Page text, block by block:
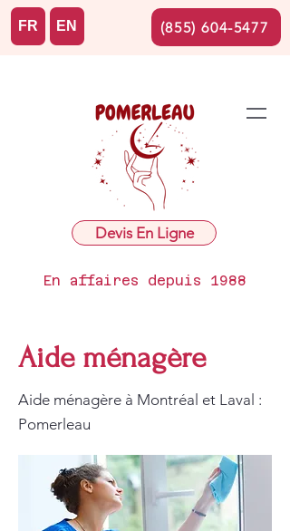
Devis En Ligne
En affaires depuis 1988
FR EN (855) 604-5477
Aide ménagère
Aide ménagère à Montréal et Laval :
Pomerleau